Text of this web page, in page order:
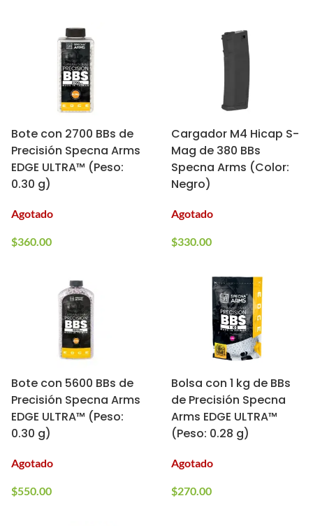
Bote con 2700 BBs de
Precisión Specna Arms
EDGE ULTRA™ (Peso:
0.30 g)
Agotado
$360.00
Cargador M4 Hicap S-
Mag de 380 BBs
Specna Arms (Color:
Negro)
Agotado
$330.00
Bote con 5600 BBs de
Precisión Specna Arms
EDGE ULTRA™ (Peso:
0.30 g)
Agotado
$550.00
Bolsa con 1 kg de BBs
de Precisión Specna
Arms EDGE ULTRA™
(Peso: 0.28 g)
Agotado
$270.00